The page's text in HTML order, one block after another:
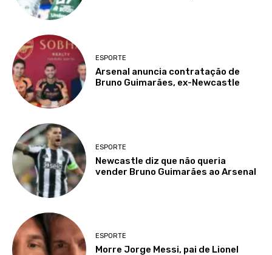
ESPORTE
Arsenal anuncia contratação de
Bruno Guimarães, ex-Newcastle
ESPORTE
Newcastle diz que não queria
vender Bruno Guimarães ao Arsenal
ESPORTE
Morre Jorge Messi, pai de Lionel